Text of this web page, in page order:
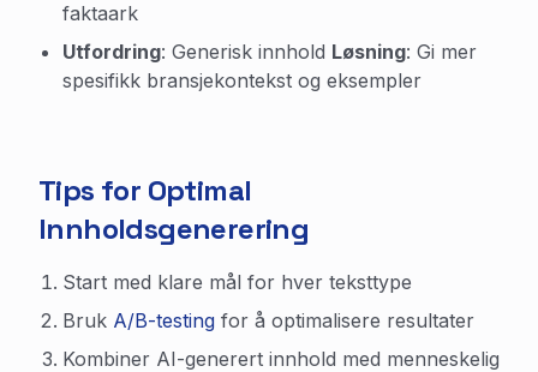
faktaark
Utfordring: Generisk innhold Løsning: Gi mer
spesifikk bransjekontekst og eksempler
Tips for Optimal
Innholdsgenerering
Start med klare mål for hver teksttype
Bruk A/B-testing for å optimalisere resultater
Kombiner AI-generert innhold med menneskelig